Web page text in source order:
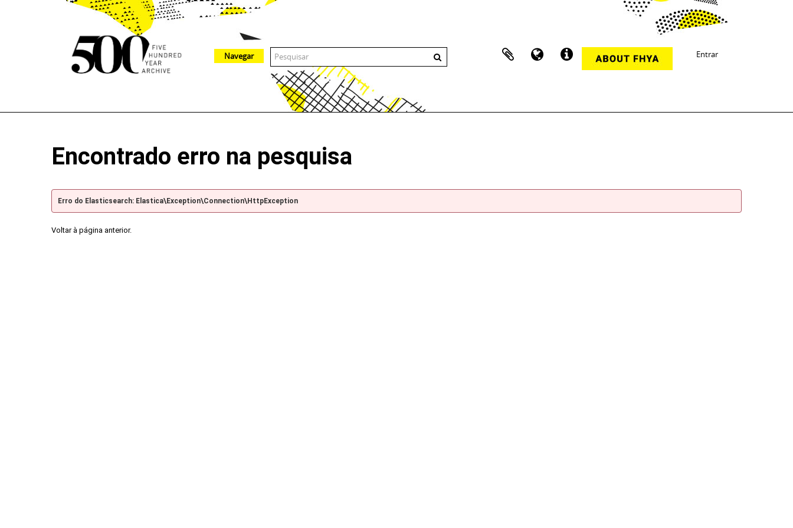
Entrar
Navegar
Encontrado erro na pesquisa
Erro do Elasticsearch: Elastica\Exception\Connection\HttpException
Voltar à página anterior.